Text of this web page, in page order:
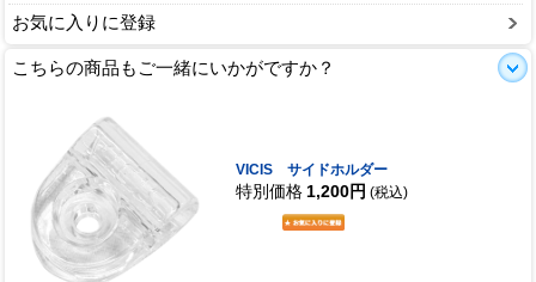
お気に入りに登録
こちらの商品もご一緒にいかがですか？
VICIS サイドホルダー
特別価格 1,200円 (税込)